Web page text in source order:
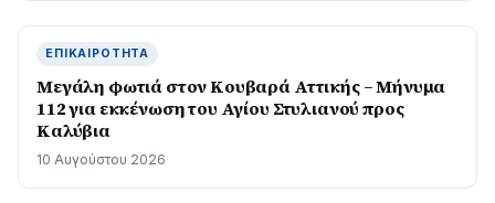
ΕΠΙΚΑΙΡΌΤΗΤΑ
Μεγάλη φωτιά στον Κουβαρά Αττικής – Μήνυμα
112 για εκκένωση του Αγίου Στυλιανού προς
Καλύβια
10 Αυγούστου 2026